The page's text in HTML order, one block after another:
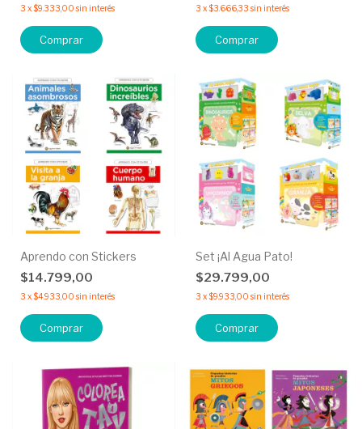
3 x$9.333,00 sin interés
Comprar
3 x$3.666,33 sin interés
Comprar
Aprendo con Stickers
$14.799,00
3 x$4.933,00 sin interés
Comprar
Set ¡Al Agua Pato!
$29.799,00
3 x$9.933,00 sin interés
Comprar